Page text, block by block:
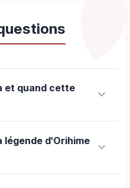
et quand cette
keyboard_arrow_down
légende d'Orihime
keyboard_arrow_down